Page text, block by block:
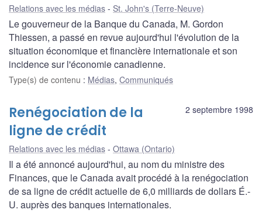
Relations avec les médias St. John's (Terre-Neuve)
Le gouverneur de la Banque du Canada, M. Gordon
Thiessen, a passé en revue aujourd'hui l'évolution de la
situation économique et financière internationale et son
incidence sur l'économie canadienne.
Type(s) de contenu : Médias, Communiqués
2 septembre 1998
Renégociation de la
ligne de crédit
Relations avec les médias Ottawa (Ontario)
Il a été annoncé aujourd'hui, au nom du ministre des
Finances, que le Canada avait procédé à la renégociation
de sa ligne de crédit actuelle de 6,0 milliards de dollars É.-
U. auprès des banques internationales.